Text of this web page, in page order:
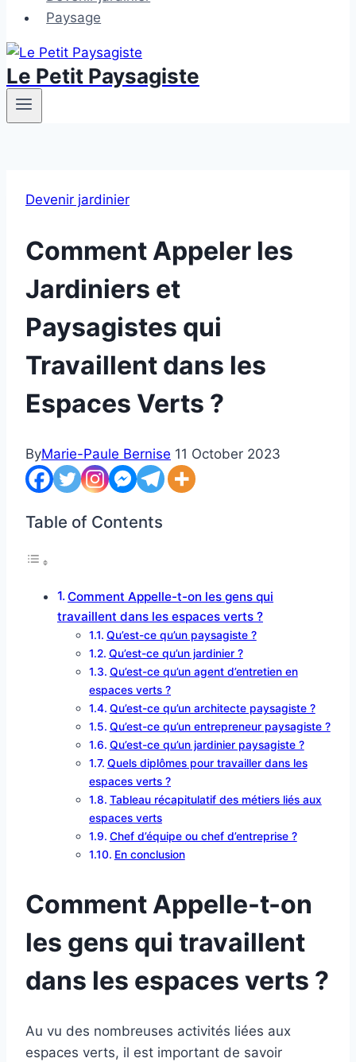
Paysage
Le Petit Paysagiste
Devenir jardinier
Comment Appeler les
Jardiniers et
Paysagistes qui
Travaillent dans les
Espaces Verts ?
ByMarie-Paule Bernise 11 October 2023
Table of Contents
Comment Appelle-t-on les gens qui
travaillent dans les espaces verts ?
Qu’est-ce qu’un paysagiste ?
Qu’est-ce qu’un jardinier ?
Qu’est-ce qu’un agent d’entretien en
espaces verts ?
Qu’est-ce qu’un architecte paysagiste ?
Qu’est-ce qu’un entrepreneur paysagiste ?
Qu’est-ce qu’un jardinier paysagiste ?
Quels diplômes pour travailler dans les
espaces verts ?
Tableau récapitulatif des métiers liés aux
espaces verts
Chef d’équipe ou chef d’entreprise ?
En conclusion
Comment Appelle-t-on
les gens qui travaillent
dans les espaces verts ?
Au vu des nombreuses activités liées aux
espaces verts, il est important de savoir